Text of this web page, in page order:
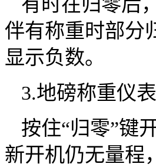
有时在归零后
伴有称重时部分
显示负数。
3.地磅称重仪
按住“归零”键
新开机仍无量程